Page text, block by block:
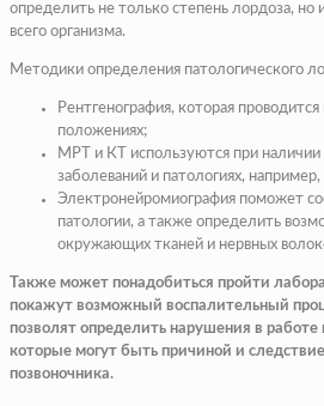
определить не только степень лордоза, но
всего организма.
Методики определения патологического
Рентгенография, которая
положениях;
МРТ и КТ используются при
заболеваний и патологиях, например,
Электронейромиография поможет
патологии, а также определить
окружающих тканей и нервных
Также может понадобиться пройти
покажут возможный воспалительный
позволят определить нарушения в работе
которые могут быть причиной и
позвоночника.